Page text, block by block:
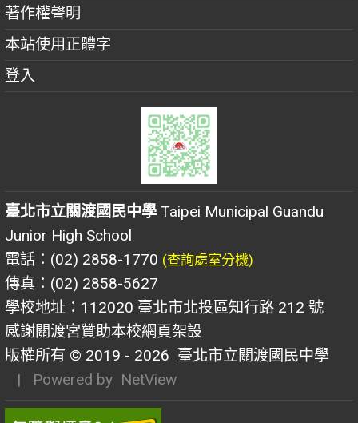
著作權聲明
本站使用正體字
登入
臺北市立關渡國民中學 Taipei Municipal Guandu
Junior High School
電話：(02) 2858-1770 (查詢處室分機)
傳真：(02) 2858-5627
學校地址：112020 臺北市北投區知行路 212 號
感謝關渡宮贊助本校網頁架設
版權所有 © 2019 - 2026 臺北市立關渡國民中學
| Powered by NetView